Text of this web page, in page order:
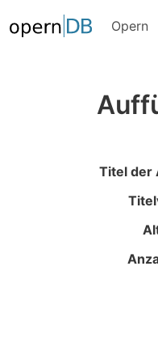
Opern
Titel der